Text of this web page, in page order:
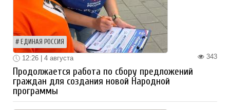
ЕДИНАЯ РОССИЯ
343
12:26 | 4 августа
Продолжается работа по сбору предложений
граждан для создания новой Народной
программы